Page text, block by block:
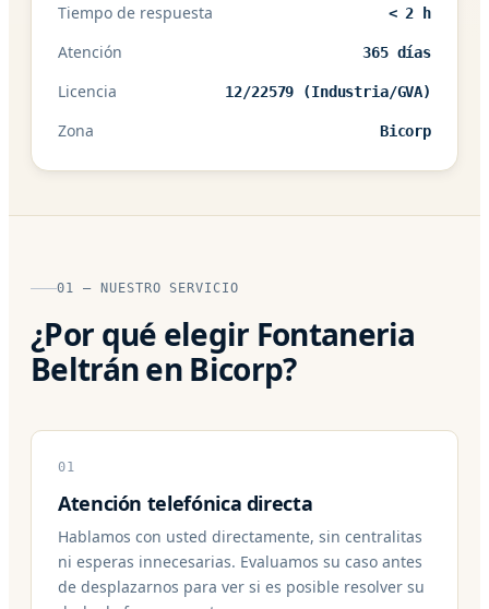
Tiempo de respuesta < 2 h
Atención 365 días
Licencia 12/22579 (Industria/GVA)
Zona Bicorp
01 — NUESTRO SERVICIO
¿Por qué elegir Fontaneria
Beltrán en Bicorp?
01
Atención telefónica directa
Hablamos con usted directamente, sin centralitas
ni esperas innecesarias. Evaluamos su caso antes
de desplazarnos para ver si es posible resolver su